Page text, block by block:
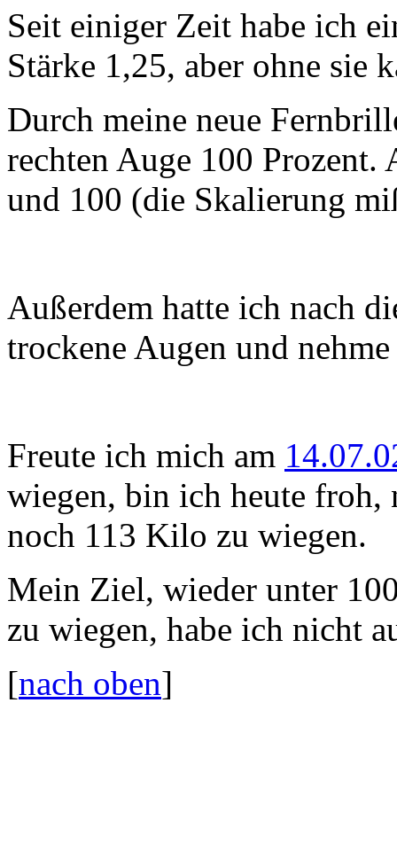
Seit einiger Zeit habe ich
Stärke 1,25, aber ohne sie
Durch meine neue
rechten Auge 100
und 100 (die Skalierung
Außerdem hatte ich nach
trockene Augen und
Freute ich mich am
wiegen, bin ich heute froh,
noch 113 Kilo zu wiegen.
Mein Ziel, wieder unter
zu wiegen, habe ich nicht
[nach oben]